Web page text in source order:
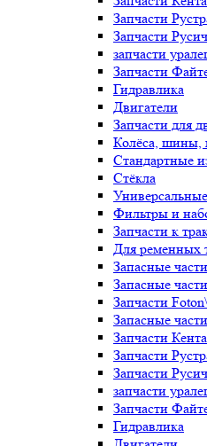
Запчасти
Запчасти
запчасти
Запчасти
Гидравлика
Двигатели
Запчасти для
Колёса, шины,
Стандартные
Стёкла
Фильтры и
Запчасти к
Для ременных
Запасные
Запасные
Запчасти
Запасные
Запчасти
Запчасти
Запчасти
запчасти
Запчасти
Гидравлика